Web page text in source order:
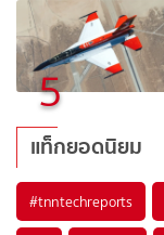
5
แท็กยอดนิยม
#tnntechreports